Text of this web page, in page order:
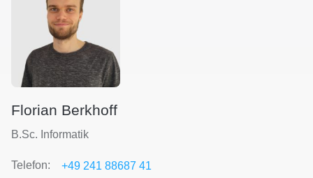
Florian Berkhoff
B.Sc. Informatik
Telefon:
+49 241 88687 41